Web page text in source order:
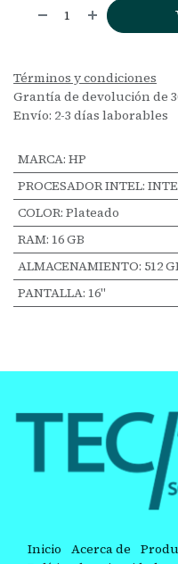
Términos y condiciones
Grantía de devolución de
Envío: 2-3 días laborables
MARCA: HP
PROCESADOR INTEL:
COLOR: Plateado
RAM: 16 GB
ALMACENAMIENTO: 512
PANTALLA: 16"
Inicio Acerca de